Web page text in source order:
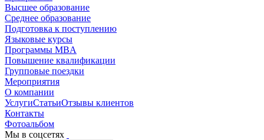
Высшее образование
Среднее образование
Подготовка к поступлению
Языковые курсы
Программы MBA
Повышение квалификации
Групповые поездки
Мероприятия
О компании
УслугиСтатьиОтзывы клиентов
Контакты
Фотоальбом
Мы в соцсетях